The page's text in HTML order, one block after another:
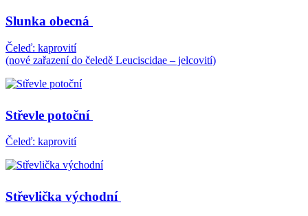
Slunka obecná
Čeleď: kaprovití
(nové zařazení do čeledě Leuciscidae – jelcovití)
Střevle potoční
Čeleď: kaprovití
Střevlička východní